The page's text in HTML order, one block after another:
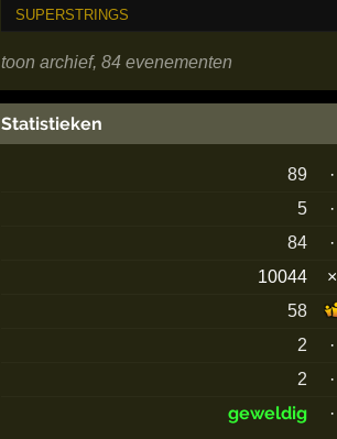
SUPERSTRINGS
toon archief, 84 evenementen
Statistieken
89 ·
5
·
84
·
10044
×
58
2
·
2
·
geweldig ·